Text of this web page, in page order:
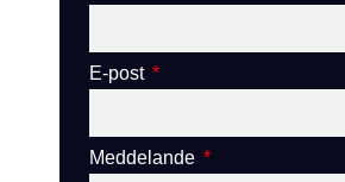
E-post
Meddelande